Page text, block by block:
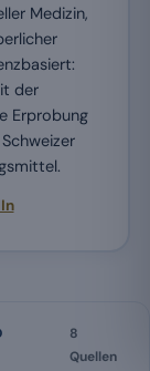
Medizin,
der
Erprobung
8
Quellen